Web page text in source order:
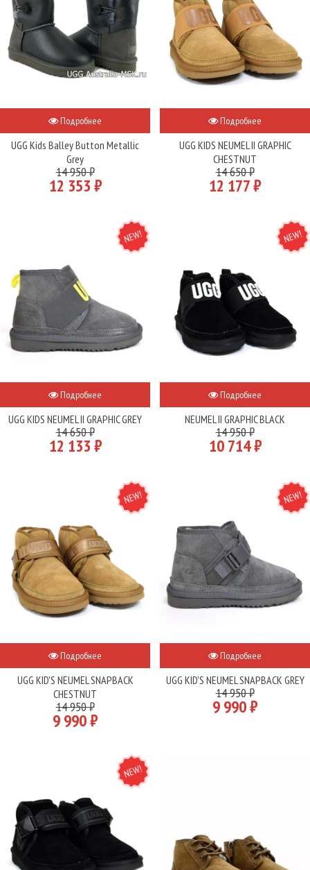
Подробнее
UGG Kids Balley Button Metallic
Grey
14 950 ₽
12 353 ₽
Подробнее
UGG KIDS NEUMEL II GRAPHIC
CHESTNUT
14 650 ₽
12 177 ₽
NEW
Подробнее
UGG KIDS NEUMEL II GRAPHIC GREY
14 650 ₽
12 133 ₽
NEW
Подробнее
NEUMEL II GRAPHIC BLACK
14 950 ₽
10 714 ₽
NEW
Подробнее
UGG KID'S NEUMEL SNAPBACK
CHESTNUT
14 950 ₽
9 990 ₽
NEW
Подробнее
UGG KID'S NEUMEL SNAPBACK GREY
14 950 ₽
9 990 ₽
NEW